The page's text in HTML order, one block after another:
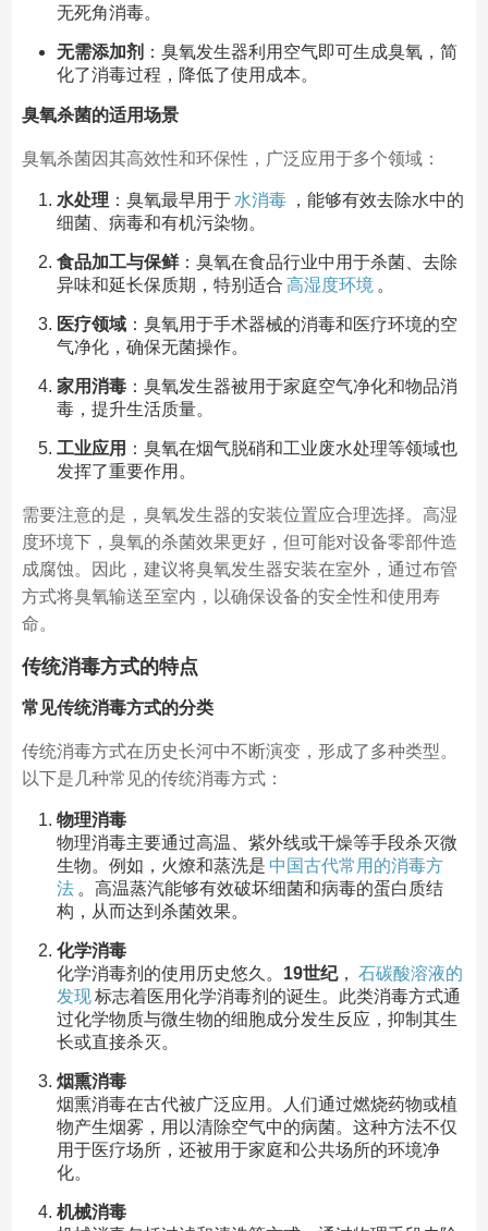
无死角消毒。
无需添加剂 ：臭氧发生器利用空气即可生成臭氧，简
化了消毒过程，降低了使用成本。
臭氧杀菌的适用场景
臭氧杀菌因其高效性和环保性，广泛应用于多个领域：
水处理 ：臭氧最早用于 水消毒
，能够有效去除水中的
细菌、病毒和有机污染物。
食品加工与保鲜：臭氧在食品行业中用于杀菌、去除
异味和延长保质期，特别适合 高湿度环境 。
医疗领域：臭氧用于手术器械的消毒和医疗环境的空
气净化，确保无菌操作。
家用消毒：臭氧发生器被用于家庭空气净化和物品消
毒，提升生活质量。
工业应用 ：臭氧在烟气脱硝和工业废水处理等领域也
发挥了重要作用。
需要注意的是，臭氧发生器的安装位置应合理选择。高湿
度环境下，臭氧的杀菌效果更好，但可能对设备零部件造
成腐蚀。因此，建议将臭氧发生器安装在室外，通过布管
方式将臭氧输送至室内，以确保设备的安全性和使用寿
命。
传统消毒方式的特点
常见传统消毒方式的分类
传统消毒方式在历史长河中不断演变，形成了多种类型。
以下是几种常见的传统消毒方式：
物理消毒
物理消毒主要通过高温、紫外线或干燥等手段杀灭微
生物。例如，火燎和蒸洗是 中国古代常用的消毒方
法 。高温蒸汽能够有效破坏细菌和病毒的蛋白质结
构，从而达到杀菌效果。
化学消毒
化学消毒剂的使用历史悠久。 19世纪， 石碳酸溶液的
发现标志着医用化学消毒剂的诞生。此类消毒方式通
过化学物质与微生物的细胞成分发生反应，抑制其生
长或直接杀灭。
烟熏消毒
烟熏消毒在古代被广泛应用。人们通过燃烧药物或植
物产生烟雾，用以清除空气中的病菌。这种方法不仅
用于医疗场所，还被用于家庭和公共场所的环境净
化。
机械消毒